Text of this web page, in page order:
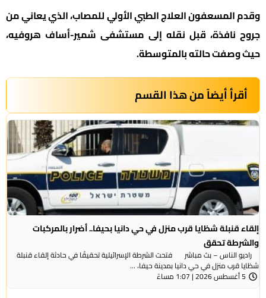
وقدم المسعفون العلاج الطبي الأولي للمصاب، الذي يعاني من
جروح نافذة، قبل نقله إلى مستشفى شمير-أساف هروفيه،
حيث وصفت حالته بالمتوسطة.
أقرأ أيضاً من هذا القسم
إلقاء قنبلة شظايا قرب منزل في حي دانيا بحيفا.. أضرار بالمركبات
والشرطة تحقق
راديو الناس – بث مباشر فتحت الشرطة الإسرائيلية تحقيقًا في حادثة إلقاء قنبلة
شظايا قرب منزل في حي دانيا بمدينة حيفا، ...
5 أغسطس 2026 | 1:07 مساءً